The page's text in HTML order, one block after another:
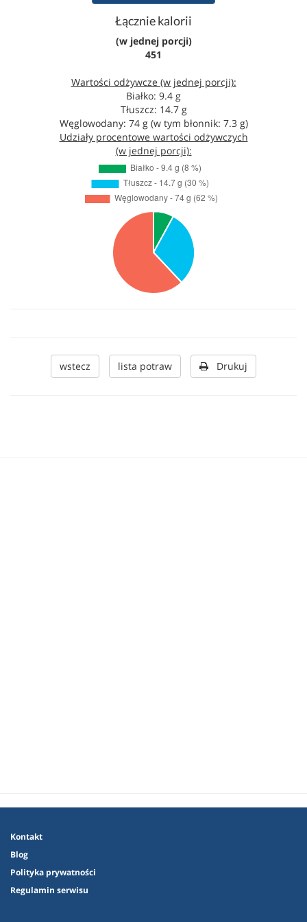
Łącznie kalorii
(w jednej porcji)
451
Wartości odżywcze (w jednej porcji):
Białko: 9.4 g
Tłuszcz: 14.7 g
Węglowodany: 74 g (w tym błonnik: 7.3 g)
Udziały procentowe wartości odżywczych
(w jednej porcji):
wstecz lista potraw Drukuj
Kontakt
Blog
Polityka prywatności
Regulamin serwisu